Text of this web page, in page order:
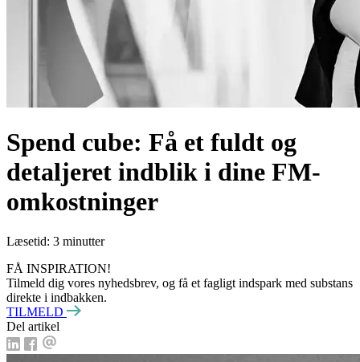
Spend cube: Få et fuldt og
detaljeret indblik i dine FM-
omkostninger
Læsetid: 3 minutter
FÅ INSPIRATION!
Tilmeld dig vores nyhedsbrev, og få et fagligt indspark med substans
direkte i indbakken.
TILMELD
Del artikel